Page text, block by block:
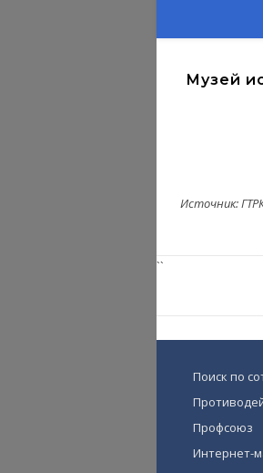
Музей
Источник:
``
Поиск по
Профсоюз
Интернет-